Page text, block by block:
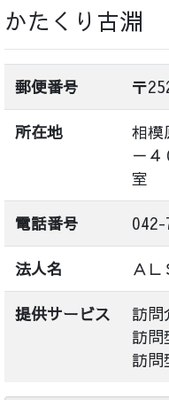
かたくり古淵
郵便番号 〒
所在地
相模
－
室
電話番号
法人名 Ａ
提供サービス
訪問
訪問
訪問